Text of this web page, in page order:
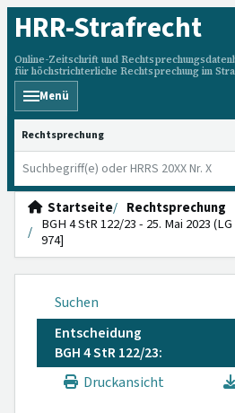
HRR-Strafrecht
Online-Zeitschrift und
für höchstrichterliche Rechtsprechung im
Menü
HRRS durchsuchen
Startseite
Rechtsprechung
BGH 4 StR 122/23 - 25. Mai 2023
974]
Suchen
Entscheidung
BGH 4 StR 122/23:
Druckansicht